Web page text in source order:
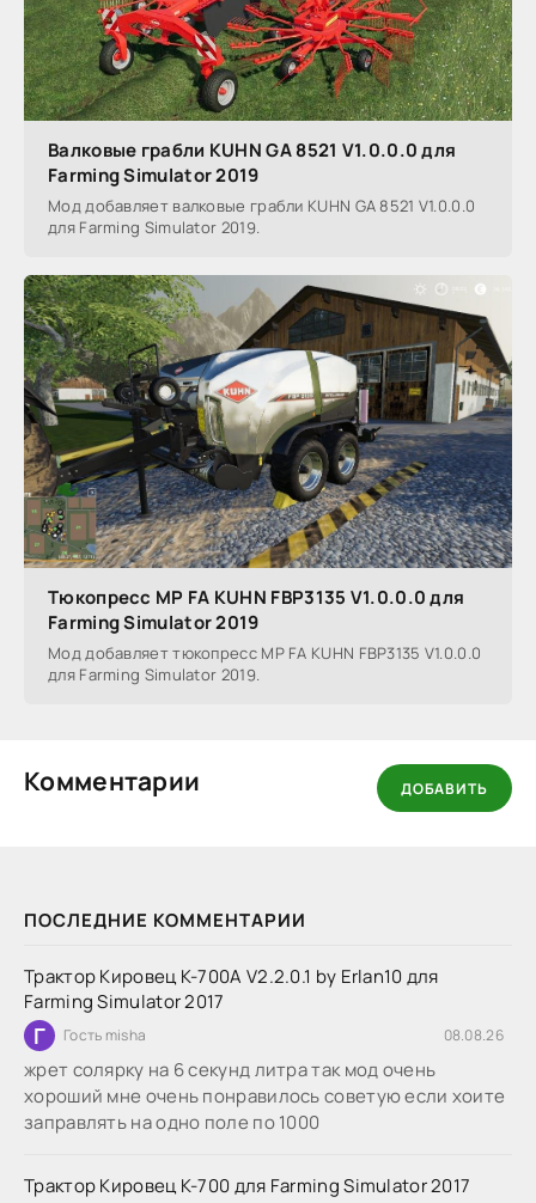
ПОСЛЕДНИЕ КОММЕНТАРИИ
Трактор Кировец К-700А V2.2.0.1 by Erlan10 для
Farming Simulator 2017
Г Гость misha 08.08.26
жрет солярку на 6 секунд литра так мод очень
хороший мне очень понравилось советую если хоите
заправлять на одно поле по 1000
Трактор Кировец К-700 для Farming Simulator 2017
Валковые грабли KUHN GA 8521 V1.0.0.0 для
Farming Simulator 2019
Мод добавляет валковые грабли KUHN GA 8521 V1.0.0.0
для Farming Simulator 2019.
Тюкопресс MP FA KUHN FBP3135 V1.0.0.0 для
Farming Simulator 2019
Мод добавляет тюкопресс MP FA KUHN FBP3135 V1.0.0.0
для Farming Simulator 2019.
Комментарии ДОБАВИТЬ